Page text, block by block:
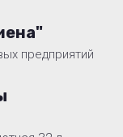
предприятий